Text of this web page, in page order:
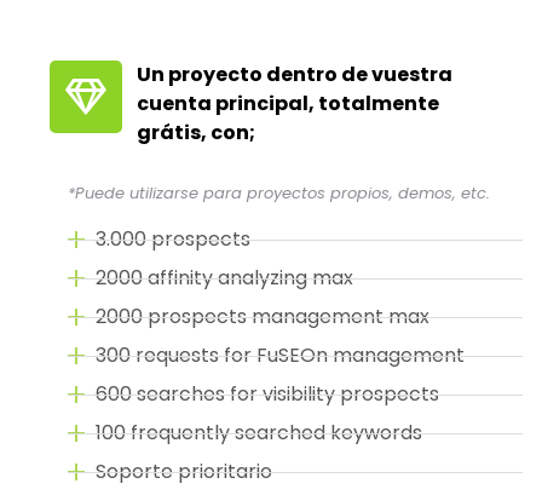
Un proyecto dentro de vuestra
cuenta principal, totalmente
grátis, con;
*Puede utilizarse para proyectos propios, demos, etc.
3.000 prospects
2000 affinity analyzing max
2000 prospects management max
300 requests for FuSEOn management
600 searches for visibility prospects
100 frequently searched keywords
Soporte prioritario